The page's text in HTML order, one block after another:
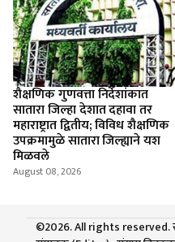
शैक्षणिक गुणवत्ता निर्देशांकात
सातारा जिल्हा देशात दहावा तर
महाराष्ट्रात द्वितीय; विविध शैक्षणिक
उपक्रमामुळे सातारा जिल्ह्याने यश
मिळवले
August 08, 2026
©2026. All rights reserved.